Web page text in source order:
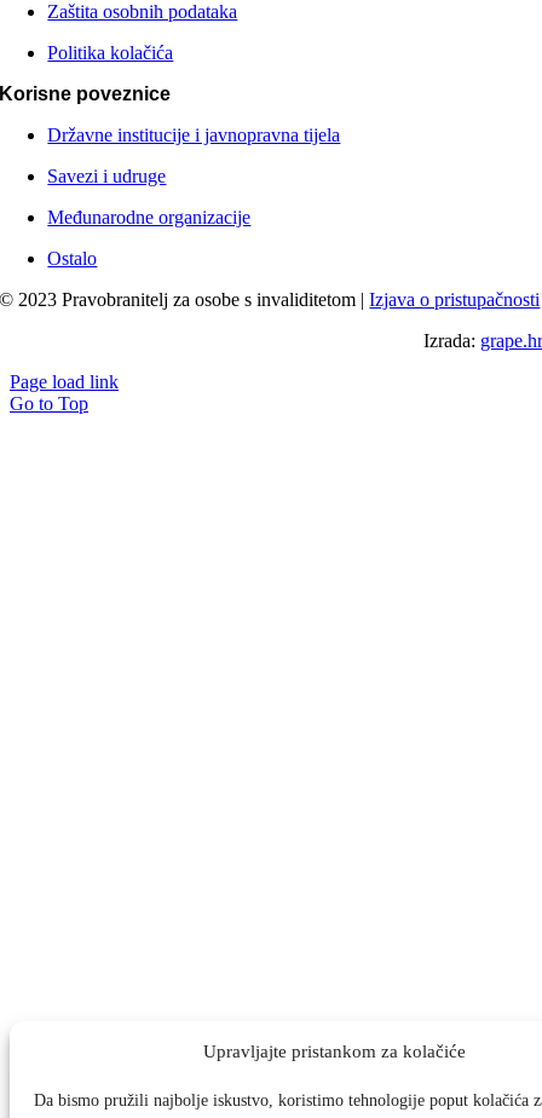
Upravljajte pristankom za kolačiće
Da bismo pružili najbolje iskustvo, koristimo tehnologije poput kolačića
Zaštita osobnih podataka
Politika kolačića
Korisne poveznice
Državne institucije i javnopravna tijela
Savezi i udruge
Međunarodne organizacije
Ostalo
© 2023 Pravobranitelj za osobe s invaliditetom |Izjava o pristupačnosti
Izrada: grape.hr
Page load link
Go to Top